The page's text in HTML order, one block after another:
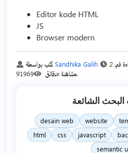
Editor kode HTML
JS
Browser modern
كُتب بواسطة Sandhika Galih
قراءة في 2
دقائق
91969x مشاهدة.
البحث الشائعة
desain web website
html
css javascript
semantic